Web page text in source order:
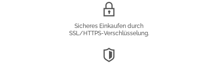
Sicheres Einkaufen durch
SSL/HTTPS-Verschlüsselung.